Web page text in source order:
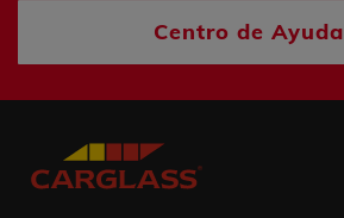
Centro de Ayuda